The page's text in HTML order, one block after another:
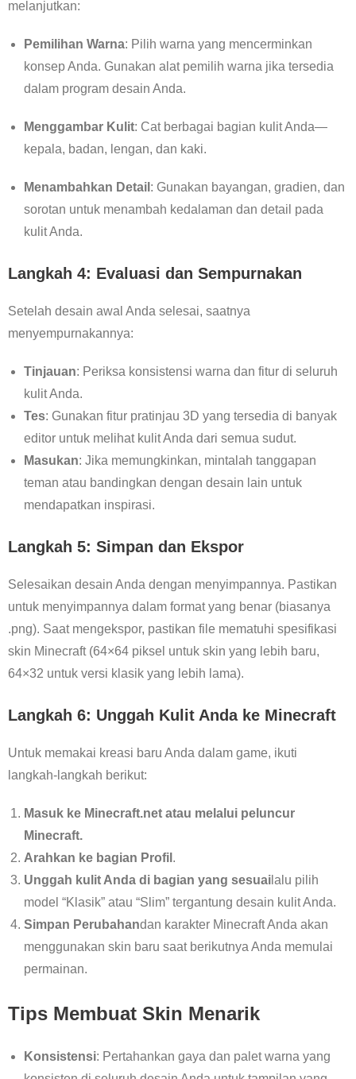
melanjutkan:
Pemilihan Warna: Pilih warna yang mencerminkan
konsep Anda. Gunakan alat pemilih warna jika tersedia
dalam program desain Anda.
Menggambar Kulit: Cat berbagai bagian kulit Anda—
kepala, badan, lengan, dan kaki.
Menambahkan Detail : Gunakan bayangan, gradien, dan
sorotan untuk menambah kedalaman dan detail pada
kulit Anda.
Langkah 4: Evaluasi dan Sempurnakan
Setelah desain awal Anda selesai, saatnya
menyempurnakannya:
Tinjauan: Periksa konsistensi warna dan fitur di seluruh
kulit Anda.
Tes: Gunakan fitur pratinjau 3D yang tersedia di banyak
editor untuk melihat kulit Anda dari semua sudut.
Masukan: Jika memungkinkan, mintalah tanggapan
teman atau bandingkan dengan desain lain untuk
mendapatkan inspirasi.
Langkah 5: Simpan dan Ekspor
Selesaikan desain Anda dengan menyimpannya. Pastikan
untuk menyimpannya dalam format yang benar (biasanya
.png). Saat mengekspor, pastikan file mematuhi spesifikasi
skin Minecraft (64×64 piksel untuk skin yang lebih baru,
64×32 untuk versi klasik yang lebih lama).
Langkah 6: Unggah Kulit Anda ke Minecraft
Untuk memakai kreasi baru Anda dalam game, ikuti
langkah-langkah berikut:
Masuk ke Minecraft.net atau melalui peluncur
Minecraft.
Arahkan ke bagian Profil .
Unggah kulit Anda di bagian yang sesuai lalu pilih
model “Klasik” atau “Slim” tergantung desain kulit Anda.
Simpan Perubahandan karakter Minecraft Anda akan
menggunakan skin baru saat berikutnya Anda memulai
permainan.
Tips Membuat Skin Menarik
Konsistensi: Pertahankan gaya dan palet warna yang